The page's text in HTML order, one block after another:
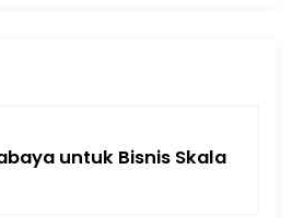
untuk Bisnis Skala